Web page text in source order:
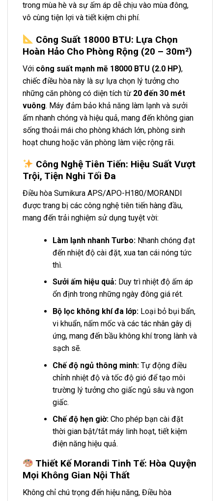
trong mùa hè và sự ấm áp dễ chịu vào mùa đông,
vô cùng tiện lợi và tiết kiệm chi phí.
Công Suất 18000 BTU: Lựa Chọn
Hoàn Hảo Cho Phòng Rộng (20 – 30m²)
Với công suất mạnh mẽ 18000 BTU (2.0 HP),
chiếc điều hòa này là sự lựa chọn lý tưởng cho
những căn phòng có diện tích từ 20 đến 30 mét
vuông. Máy đảm bảo khả năng làm lạnh và sưởi
ấm nhanh chóng và hiệu quả, mang đến không gian
sống thoải mái cho phòng khách lớn, phòng sinh
hoạt chung hoặc văn phòng làm việc rộng rãi.
Công Nghệ Tiên Tiến: Hiệu Suất Vượt
Trội, Tiện Nghi Tối Đa
Điều hòa Sumikura APS/APO-H180/MORANDI
được trang bị các công nghệ tiên tiến hàng đầu,
mang đến trải nghiệm sử dụng tuyệt vời:
Làm lạnh nhanh Turbo:Nhanh chóng đạt
đến nhiệt độ cài đặt, xua tan cái nóng tức
thì.
Sưởi ấm hiệu quả:Duy trì nhiệt độ ấm áp
ổn định trong những ngày đông giá rét.
Bộ lọc không khí đa lớp:Loại bỏ bụi bẩn,
vi khuẩn, nấm mốc và các tác nhân gây dị
ứng, mang đến bầu không khí trong lành và
sạch sẽ.
Chế độ ngủ thông minh:Tự động điều
chỉnh nhiệt độ và tốc độ gió để tạo môi
trường lý tưởng cho giấc ngủ sâu và ngon
giấc.
Chế độ hẹn giờ:Cho phép bạn cài đặt
thời gian bật/tắt máy linh hoạt, tiết kiệm
điện năng hiệu quả.
Thiết Kế Morandi Tinh Tế: Hòa Quyện
Mọi Không Gian Nội Thất
Không chỉ chú trọng đến hiệu năng, Điều hòa